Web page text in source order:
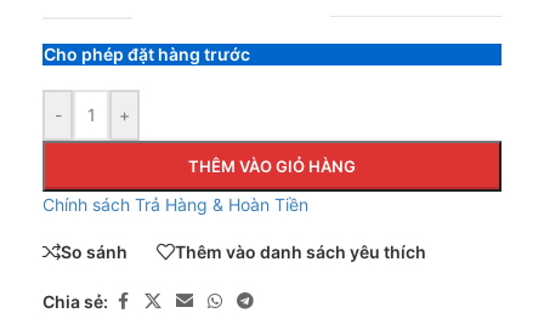
Cho phép đặt hàng trước
- +
THÊM VÀO GIỎ HÀNG
Chính sách Trả Hàng & Hoàn Tiền
So sánh Thêm vào danh sách yêu thích
Chia sẻ: